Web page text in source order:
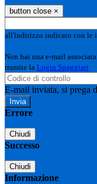
button close ×
all'indirizzo indicato con le
Non hai una e-mail
tramite la Login Spaggiari
E-mail inviata, si prega
Errore
Chiudi
Successo
Chiudi
Informazione